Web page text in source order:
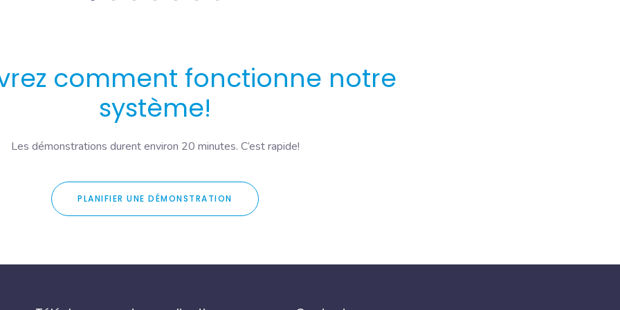
comment fonctionne notre
système!
Les démonstrations durent environ 20 minutes. C’est rapide!
PLANIFIER UNE DÉMONSTRATION